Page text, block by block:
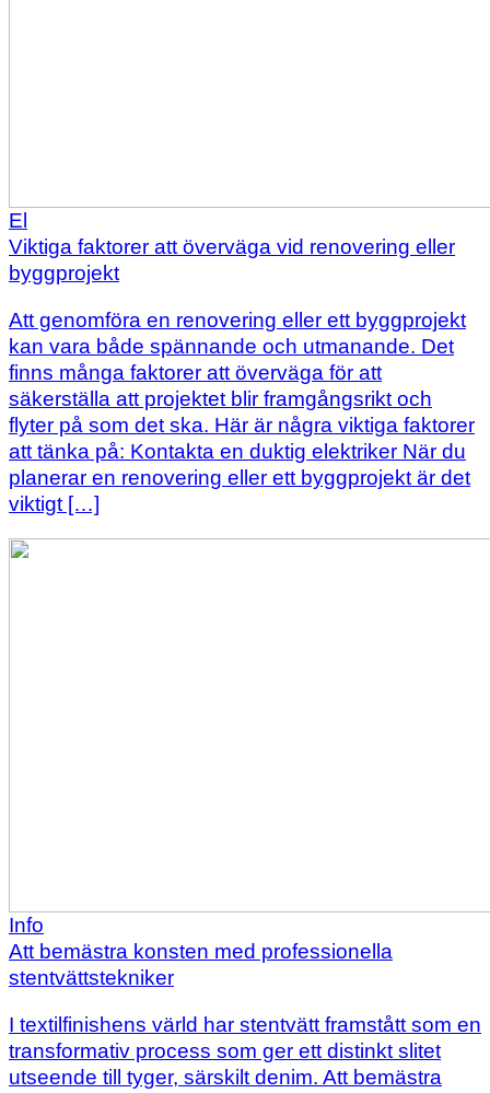
El
Viktiga faktorer att överväga vid renovering eller
byggprojekt
Att genomföra en renovering eller ett byggprojekt
kan vara både spännande och utmanande. Det
finns många faktorer att överväga för att
säkerställa att projektet blir framgångsrikt och
flyter på som det ska. Här är några viktiga faktorer
att tänka på: Kontakta en duktig elektriker När du
planerar en renovering eller ett byggprojekt är det
viktigt […]
Info
Att bemästra konsten med professionella
stentvättstekniker
I textilfinishens värld har stentvätt framstått som en
transformativ process som ger ett distinkt slitet
utseende till tyger, särskilt denim. Att bemästra